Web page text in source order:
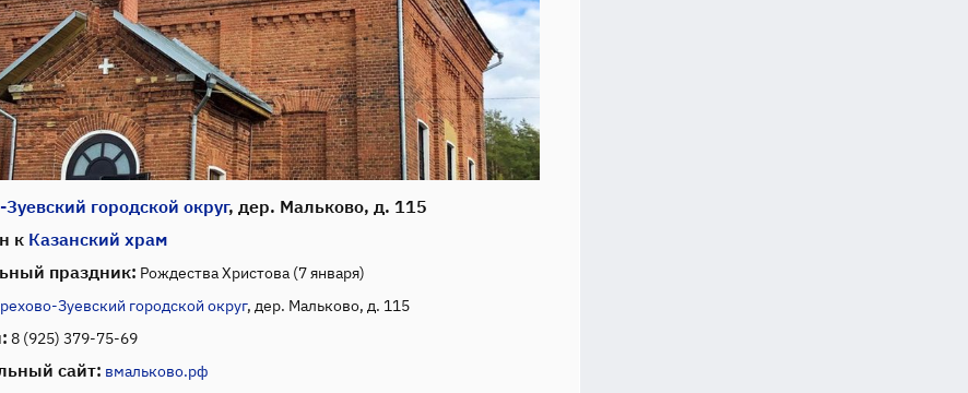
городской округ, дер. Мальково, д. 115
к Казанский храм
праздник: Рождества Христова (7 января)
Зуевский городской округ, дер. Мальково, д. 115
8 (925) 379-75-69
сайт: вмальково.рф